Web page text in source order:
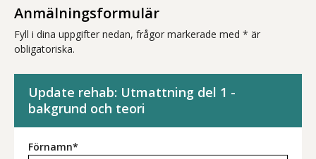
Anmälningsformulär
Fyll i dina uppgifter nedan, frågor markerade med * är
obligatoriska.
Update rehab: Utmattning del 1 -
bakgrund och teori
Förnamn*